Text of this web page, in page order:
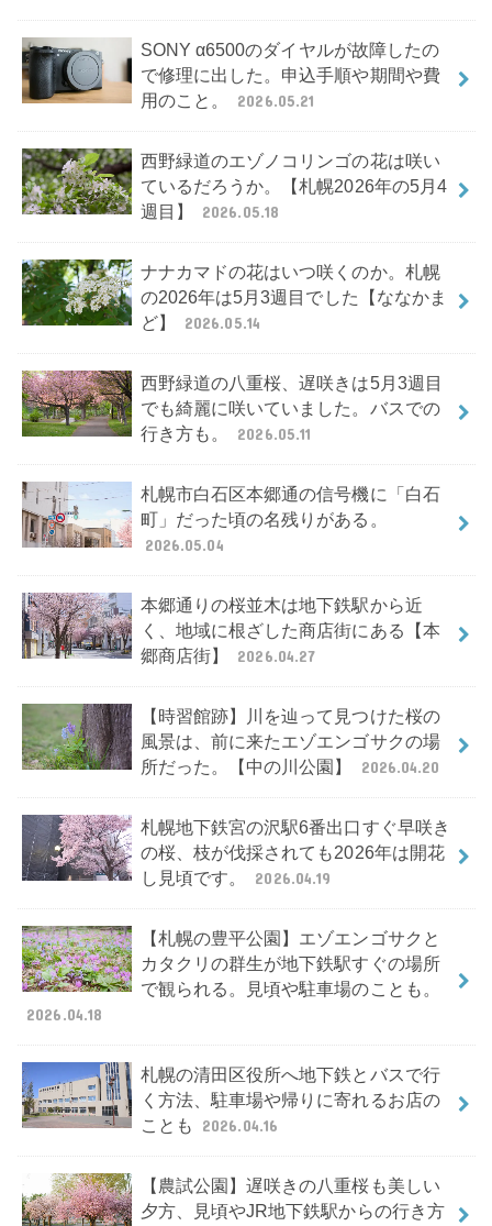
SONY α6500のダイヤルが故障したの
で修理に出した。申込手順や期間や費
用のこと。
2026.05.21
西野緑道のエゾノコリンゴの花は咲い
ているだろうか。【札幌2026年の5月4
週目】
2026.05.18
ナナカマドの花はいつ咲くのか。札幌
の2026年は5月3週目でした【ななかま
ど】
2026.05.14
西野緑道の八重桜、遅咲きは5月3週目
でも綺麗に咲いていました。バスでの
行き方も。
2026.05.11
札幌市白石区本郷通の信号機に「白石
町」だった頃の名残りがある。
2026.05.04
本郷通りの桜並木は地下鉄駅から近
く、地域に根ざした商店街にある【本
郷商店街】
2026.04.27
【時習館跡】川を辿って見つけた桜の
風景は、前に来たエゾエンゴサクの場
所だった。【中の川公園】
2026.04.20
札幌地下鉄宮の沢駅6番出口すぐ早咲き
の桜、枝が伐採されても2026年は開花
し見頃です。
2026.04.19
【札幌の豊平公園】エゾエンゴサクと
カタクリの群生が地下鉄駅すぐの場所
で観られる。見頃や駐車場のことも。
2026.04.18
札幌の清田区役所へ地下鉄とバスで行
く方法、駐車場や帰りに寄れるお店の
ことも
2026.04.16
【農試公園】遅咲きの八重桜も美しい
夕方、見頃やJR地下鉄駅からの行き方